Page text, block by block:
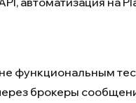
функциональным
брокеры